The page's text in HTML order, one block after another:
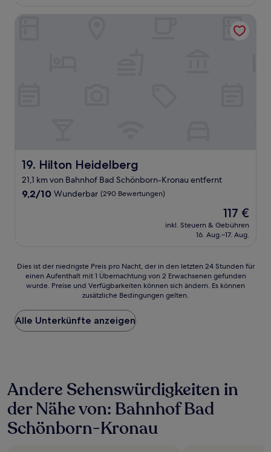
19. Hilton Heidelberg
Hilton Heidelberg
21,1 km von Bahnhof Bad Schönborn-Kronau entfernt
9.2
9,2/10 Wunderbar (290 Bewertungen)
Der
Preis
beträgt
117 €
inkl. Steuern & Gebühren
16. Aug.–17. Aug.
Dies
der
Preis
pro
Nacht,
24 Stunden
für
einen
Aufenthalt
mit
Dies ist der niedrigste Preis pro Nacht, der in den letzten 24 Stunden für
einen Aufenthalt mit 1 Übernachtung von 2 Erwachsenen gefunden
wurde. Preise und Verfügbarkeiten können sich ändern. Es können
zusätzliche Bedingungen gelten.
Alle Unterkünfte anzeigen
Andere Sehenswürdigkeiten in
der Nähe von: Bahnhof Bad
Schönborn-Kronau